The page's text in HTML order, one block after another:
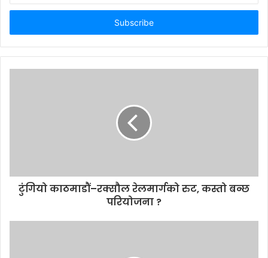
t
r
y
टुंगियो काठमाडौं–रक्सौल रेलमार्गको रुट, कस्तो बन्छ
परियोजना ?